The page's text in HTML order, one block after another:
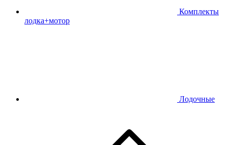
Комплекты
лодка+мотор
Лодочные